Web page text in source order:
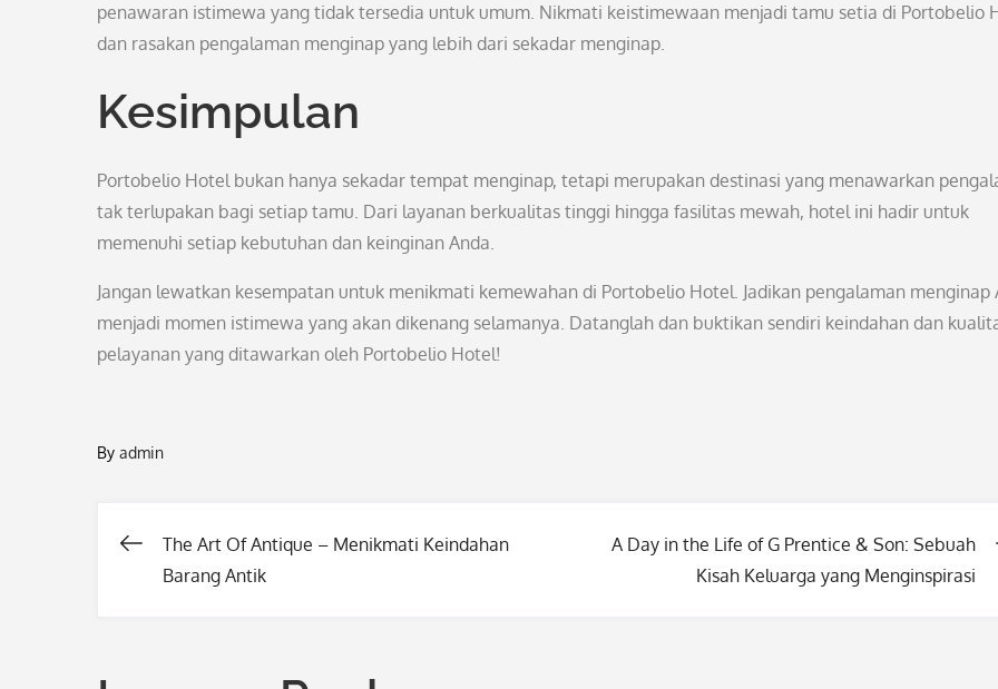
penawaran istimewa yang tidak tersedia untuk umum. Nikmati keistimewaan menjadi tamu setia di Portobelio
dan rasakan pengalaman menginap yang lebih dari sekadar menginap.
Kesimpulan
Portobelio Hotel bukan hanya sekadar tempat menginap, tetapi merupakan destinasi yang menawarkan
tak terlupakan bagi setiap tamu. Dari layanan berkualitas tinggi hingga fasilitas mewah, hotel ini hadir untuk
memenuhi setiap kebutuhan dan keinginan Anda.
Jangan lewatkan kesempatan untuk menikmati kemewahan di Portobelio Hotel. Jadikan pengalaman menginap
menjadi momen istimewa yang akan dikenang selamanya. Datanglah dan buktikan sendiri keindahan dan
pelayanan yang ditawarkan oleh Portobelio Hotel!
By admin
Post
The Art Of Antique – Menikmati Keindahan
Barang Antik
A Day in the Life of G Prentice & Son: Sebuah
Kisah Keluarga yang Menginspirasi